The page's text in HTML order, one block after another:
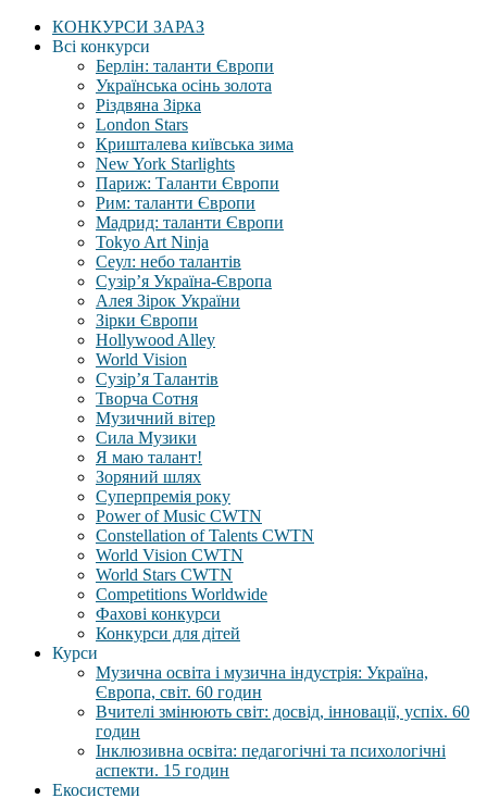
КОНКУРСИ ЗАРАЗ
Всі конкурси
Берлін: таланти Європи
Українська осінь золота
Різдвяна Зірка
London Stars
Кришталева київська зима
New York Starlights
Париж: Таланти Європи
Рим: таланти Європи
Мадрид: таланти Європи
Tokyo Art Ninja
Сеул: небо талантів
Сузір’я Україна-Європа
Алея Зірок України
Зірки Європи
Hollywood Alley
World Vision
Сузір’я Талантів
Творча Сотня
Музичний вітер
Сила Музики
Я маю талант!
Зоряний шлях
Суперпремія року
Power of Music CWTN
Constellation of Talents CWTN
World Vision CWTN
World Stars CWTN
Competitions Worldwide
Фахові конкурси
Конкурси для дітей
Курси
Музична освіта і музична індустрія: Україна,
Європа, світ. 60 годин
Вчителі змінюють світ: досвід, інновації, успіх. 60
годин
Інклюзивна освіта: педагогічні та психологічні
аспекти. 15 годин
Екосистеми